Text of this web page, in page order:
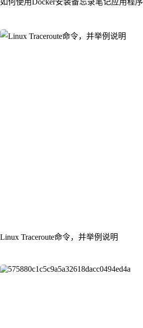
Linux Traceroute命令，并举例说明